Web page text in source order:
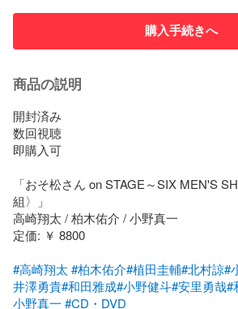
購入手続きへ
商品の説明
開封済み
数回視聴
即購入可
「おそ松さん on STAGE～SIX MEN'S
組〉」
高崎翔太 / 柏木佑介 / 小野真一
定価: ￥ 8800
#高崎翔太 #柏木佑介#植田圭輔#北村諒#
井澤勇貴#和田雅成#小野健斗#安里勇哉#
小野真一 #CD・DVD